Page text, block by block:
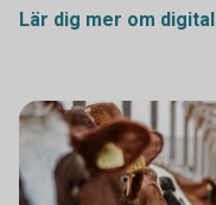
Lär dig mer om digital